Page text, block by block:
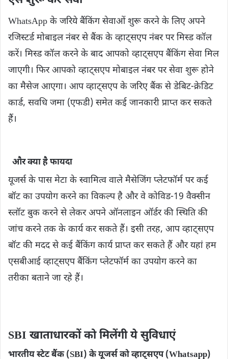
WhatsApp के जरिये बैंकिंग सेवाओं शुरू करने के लिए अपने
रजिस्टर्ड मोबाइल नंबर से बैंक के व्हाट्सएप नंबर पर मिस्ड कॉल
करें। मिस्ड कॉल करने के बाद आपको व्हाट्सएप बैंकिंग सेवा मिल
जाएगी। फिर आपको व्हाट्सएप मोबाइल नंबर पर सेवा शुरू होने
का मैसेज आएगा। आप व्हाट्सएप के जरिए बैंक से डेबिट-क्रेडिट
कार्ड, सवधि जमा (एफडी) समेत कई जानकारी प्राप्त कर सकते
हैं।
और क्‍या है फायदा
यूजर्स के पास मेटा के स्वामित्व वाले मैसेजिंग प्लेटफॉर्म पर कई
बॉट का उपयोग करने का विकल्प है और वे कोविड-19 वैक्सीन
स्लॉट बुक करने से लेकर अपने ऑनलाइन ऑर्डर की स्थिति की
जांच करने तक के कार्य कर सकते हैं। इसी तरह, आप व्हाट्सएप
बॉट की मदद से कई बैंकिंग कार्य प्राप्त कर सकते हैं और यहां हम
एसबीआई व्हाट्सएप बैंकिंग प्लेटफॉर्म का उपयोग करने का
तरीका बताने जा रहे हैं।
SBI खाताधारकों को मिलेंगी ये सुविधाएं
भारतीय स्टेट बैंक (SBI) के यूजर्स को व्हाट्सएप (Whatsapp)